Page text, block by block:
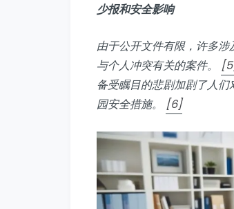
少报和安全影响
由于公开文件有限，许多
与个人冲突有关的案件。
备受瞩目的悲剧加剧了人
园安全措施。 [6]